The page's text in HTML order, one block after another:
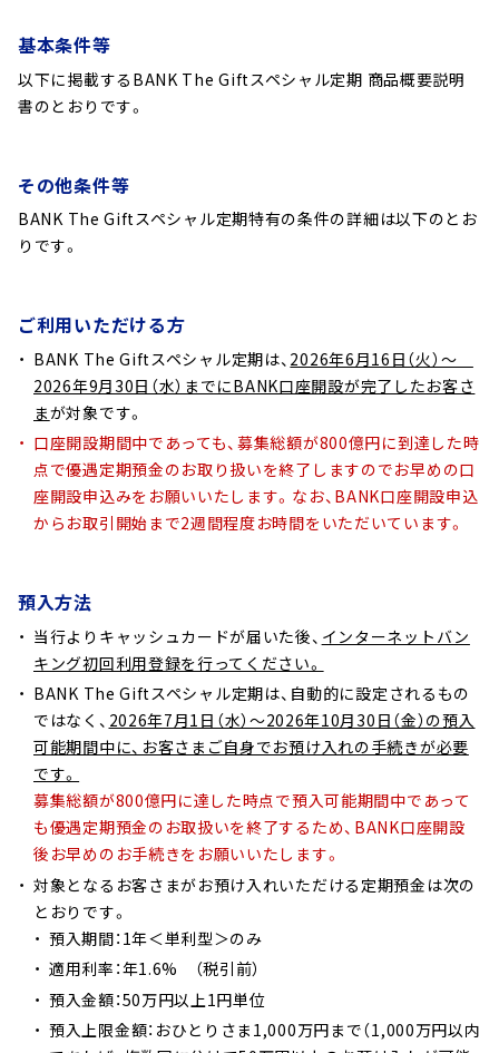
基本条件等
以下に掲載するBANK The Giftスペシャル定期 商品概要説明
書のとおりです。
その他条件等
BANK The Giftスペシャル定期特有の条件の詳細は以下のとお
りです。
ご利用いただける方
BANK The Giftスペシャル定期は、 2026年6月16日（火）～
2026年9月30日（水）までにBANK口座開設が完了したお客さ
まが対象です。
口座開設期間中であっても、募集総額が800億円に到達した時
点で優遇定期預金のお取り扱いを終了しますのでお早めの口
座開設申込みをお願いいたします。なお、BANK口座開設申込
からお取引開始まで2週間程度お時間をいただいています。
預入方法
当行よりキャッシュカードが届いた後、 インターネットバン
キング初回利用登録を行ってください。
BANK The Giftスペシャル定期は、自動的に設定されるもの
ではなく、 2026年7月1日（水）～2026年10月30日（金）の預入
可能期間中に、お客さまご自身でお預け入れの手続きが必要
です。
募集総額が800億円に達した時点で預入可能期間中であって
も優遇定期預金のお取扱いを終了するため、BANK口座開設
後お早めのお手続きをお願いいたします。
対象となるお客さまがお預け入れいただける定期預金は次の
とおりです。
預入期間：1年＜単利型＞のみ
適用利率：年1.6% （税引前）
預入金額：50万円以上1円単位
預入上限金額：おひとりさま1,000万円まで（1,000万円以内